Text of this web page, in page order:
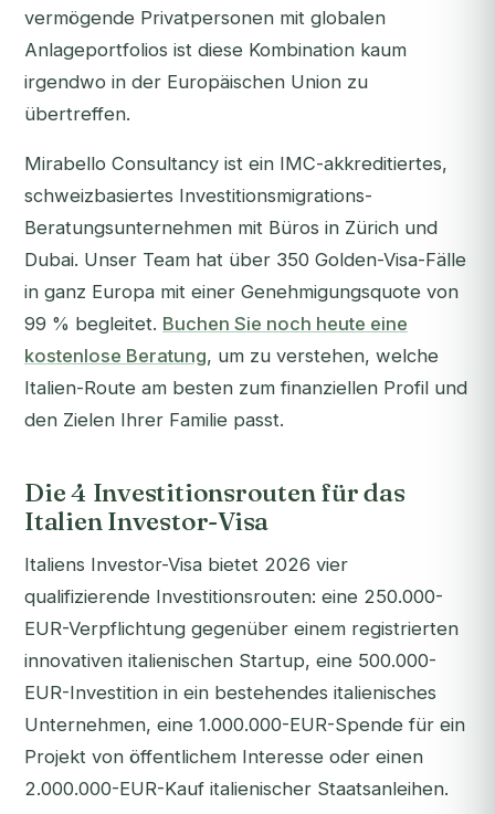
vermögende Privatpersonen mit globalen
Anlageportfolios ist diese Kombination kaum
irgendwo in der Europäischen Union zu
übertreffen.
Mirabello Consultancy ist ein IMC-akkreditiertes,
schweizbasiertes Investitionsmigrations-
Beratungsunternehmen mit Büros in Zürich und
Dubai. Unser Team hat über 350 Golden-Visa-Fälle
in ganz Europa mit einer Genehmigungsquote von
99 % begleitet. Buchen Sie noch heute eine
kostenlose Beratung, um zu verstehen, welche
Italien-Route am besten zum finanziellen Profil und
den Zielen Ihrer Familie passt.
Die 4 Investitionsrouten für das
Italien Investor-Visa
Italiens Investor-Visa bietet 2026 vier
qualifizierende Investitionsrouten: eine 250.000-
EUR-Verpflichtung gegenüber einem registrierten
innovativen italienischen Startup, eine 500.000-
EUR-Investition in ein bestehendes italienisches
Unternehmen, eine 1.000.000-EUR-Spende für ein
Projekt von öffentlichem Interesse oder einen
2.000.000-EUR-Kauf italienischer Staatsanleihen.